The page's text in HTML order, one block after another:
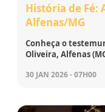
História de Fé:
Alfenas/MG
Conheça o
Oliveira, Alfenas
30 JAN 2026 - 07H00